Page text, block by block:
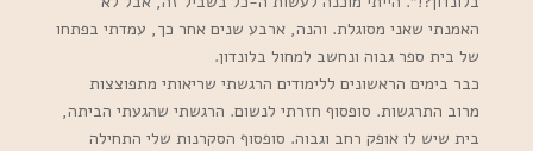
האמנתי שאני מסוגלת. והנה, ארבע שנים אחר כך, עמדתי בפתחו
של בית ספר גבוה ונחשב למחול בלונדון.
כבר בימים הראשונים ללימודים הרגשתי שריאותי מתפוצצות
מרוב התרגשות. סופסוף חזרתי לנשום. הרגשתי שהגעתי הביתה,
בית שיש לו אופק רחב וגבוה. סופסוף הסקרנות שלי התחילה